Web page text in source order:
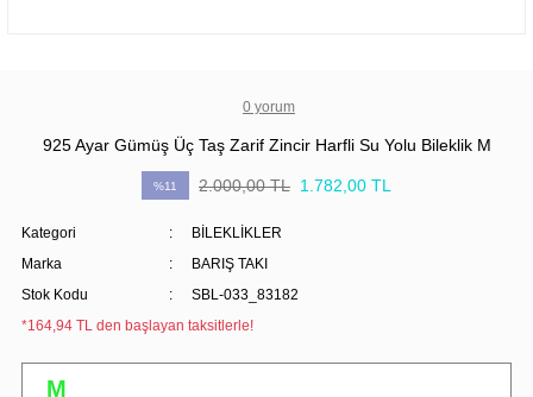
0 yorum
925 Ayar Gümüş Üç Taş Zarif Zincir Harfli Su Yolu Bileklik M
%11 2.000,00 TL 1.782,00 TL
Kategori
BİLEKLİKLER
Marka
BARIŞ TAKI
Stok Kodu
SBL-033_83182
*164,94 TL den başlayan taksitlerle!